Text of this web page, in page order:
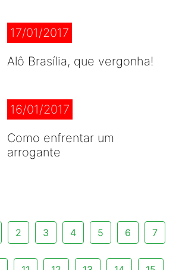
17/01/2017
Alô Brasília, que vergonha!
16/01/2017
Como enfrentar um
arrogante
2 3 4 5 6 7